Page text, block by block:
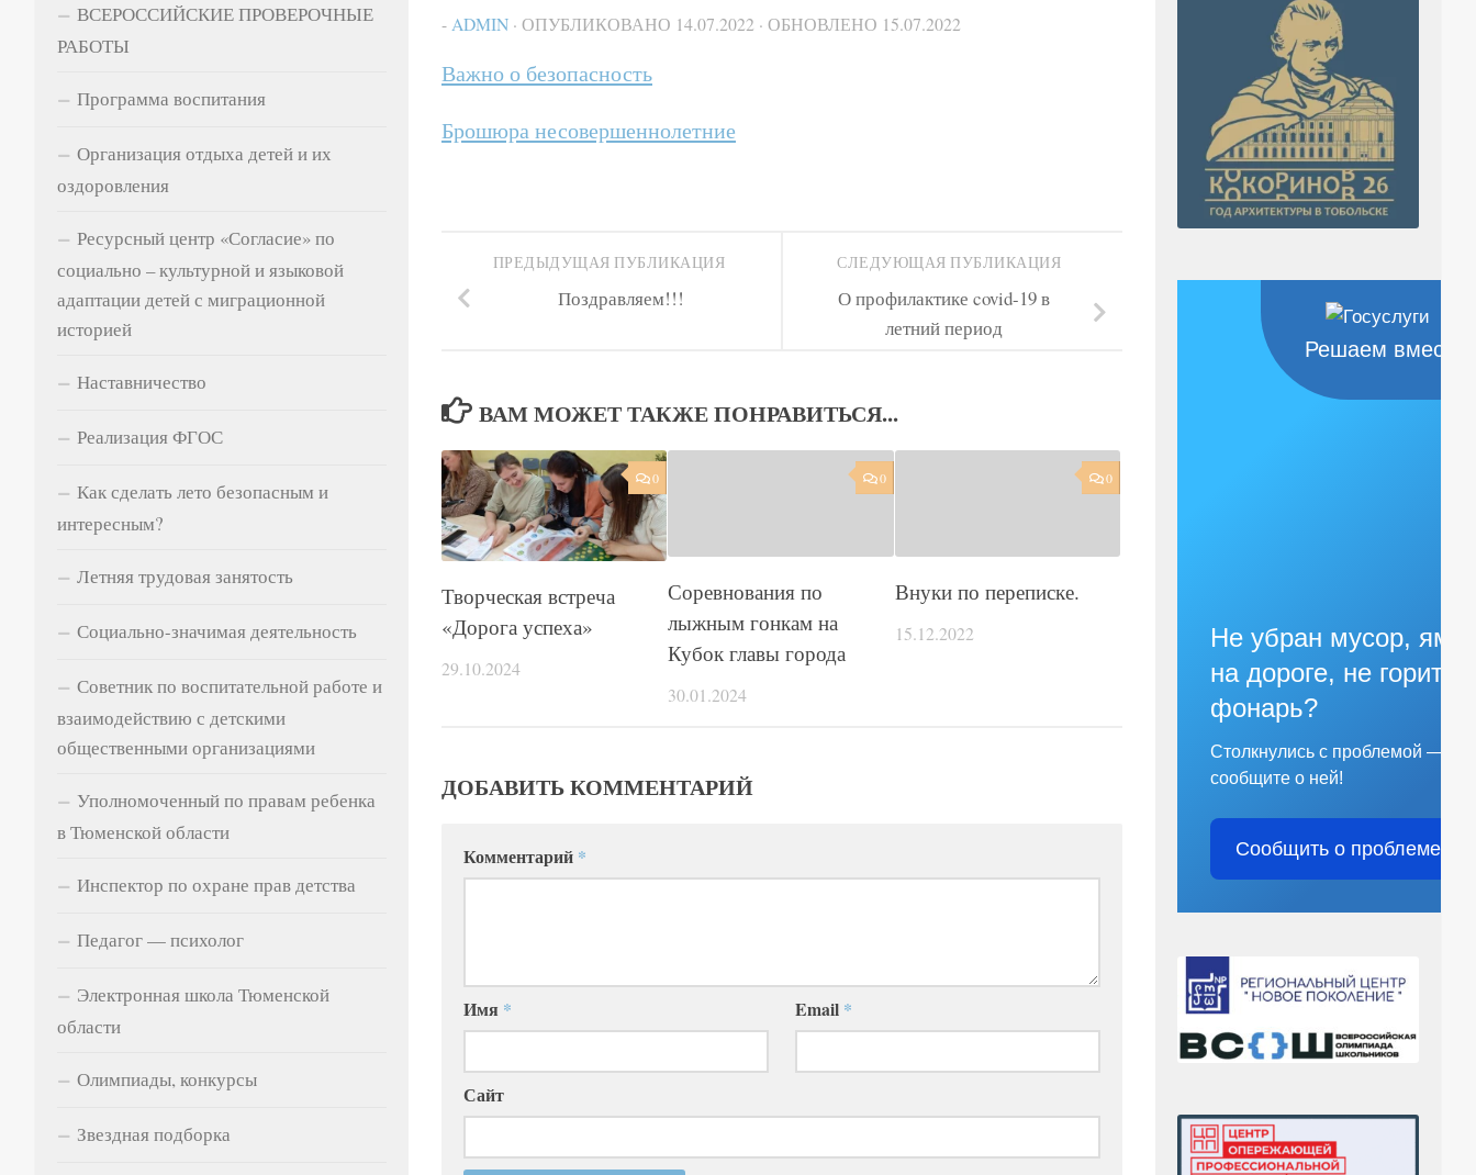
- ADMIN · ОПУБЛИКОВАНО 14.07.2022 · ОБНОВЛЕНО 15.07.2022
Важно о безопасность
Брошюра несовершеннолетние
СЛЕДУЮЩАЯ ПУБЛИКАЦИЯ
О профилактике covid-19 в
летний период
ПРЕДЫДУЩАЯ ПУБЛИКАЦИЯ
Поздравляем!!!
ВАМ МОЖЕТ ТАКЖЕ ПОНРАВИТЬСЯ...
0
Творческая встреча
«Дорога успеха»
29.10.2024
0
Соревнования по
лыжным гонкам на
Кубок главы города
30.01.2024
0
Внуки по переписке.
15.12.2022
ДОБАВИТЬ КОММЕНТАРИЙ
Комментарий *
Имя * Email *
Сайт
ВСЕРОССИЙСКИЕ ПРОВЕРОЧНЫЕ
РАБОТЫ
Программа воспитания
Организация отдыха детей и их
оздоровления
Ресурсный центр «Согласие» по
социально – культурной и языковой
адаптации детей с миграционной
историей
Наставничество
Реализация ФГОС
Как сделать лето безопасным и
интересным?
Летняя трудовая занятость
Социально-значимая деятельность
Советник по воспитательной работе и
взаимодействию с детскими
общественными организациями
Уполномоченный по правам ребенка
в Тюменской области
Инспектор по охране прав детства
Педагог — психолог
Электронная школа Тюменской
области
Олимпиады, конкурсы
Звездная подборка
Решаем вместе
Не убран мусор, яма
на дороге, не горит
фонарь?
Столкнулись с проблемой —
сообщите о ней!
Сообщить о проблеме